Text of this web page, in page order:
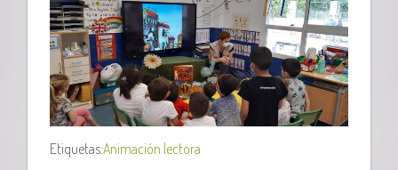
Etiquetas:Animación lectora